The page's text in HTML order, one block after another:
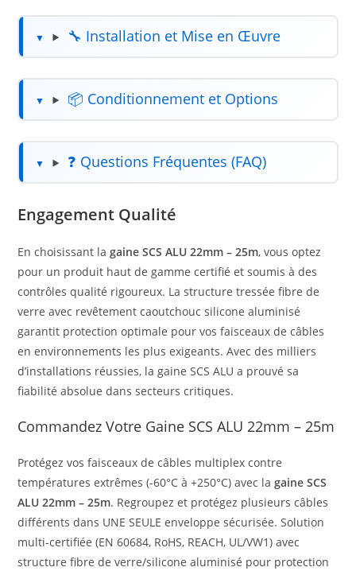
🔧 Installation et Mise en Œuvre
📦 Conditionnement et Options
❓ Questions Fréquentes (FAQ)
Engagement Qualité
En choisissant lagaine SCS ALU 22mm – 25m, vous optez
pour un produit haut de gamme certifié et soumis à des
contrôles qualité rigoureux. La structure tressée fibre de
verre avec revêtement caoutchouc silicone aluminisé
garantit protection optimale pour vos faisceaux de câbles
en environnements les plus exigeants. Avec des milliers
d’installations réussies, la gaine SCS ALU a prouvé sa
fiabilité absolue dans secteurs critiques.
Commandez Votre Gaine SCS ALU 22mm – 25m
Protégez vos faisceaux de câbles multiplex contre
températures extrêmes (-60°C à +250°C) avec lagaine SCS
ALU 22mm – 25m. Regroupez et protégez plusieurs câbles
différents dans UNE SEULE enveloppe sécurisée. Solution
multi-certifiée (EN 60684, RoHS, REACH, UL/VW1) avec
structure fibre de verre/silicone aluminisé pour protection